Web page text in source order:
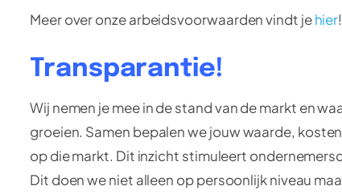
Meer over onze arbeidsvoorwaarden vindt jehier!
Transparantie!
Wij nemen je mee in de stand van de markt en
groeien. Samen bepalen we jouw waarde,
op die markt. Dit inzicht stimuleert
Dit doen we niet alleen op persoonlijk niveau